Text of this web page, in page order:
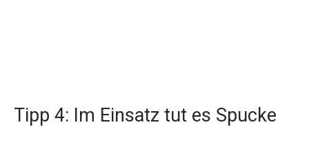
Tipp 4: Im Einsatz tut es Spucke